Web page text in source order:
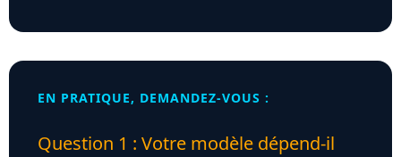
EN PRATIQUE, DEMANDEZ-VOUS :
Question 1 : Votre modèle dépend-il